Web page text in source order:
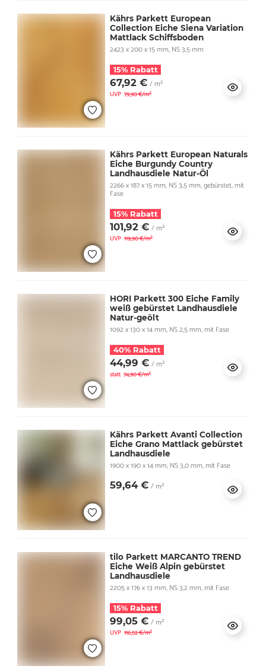
Kährs Parkett European
Collection Eiche Siena Variation
Mattlack Schiffsboden
2423 x 200 x 15 mm, NS 3,5 mm
15% Rabatt
67,92 € / m²
UVP 79,90 €/m²
Kährs Parkett European Naturals
Eiche Burgundy Country
Landhausdiele Natur-Öl
2266 x 187 x 15 mm, NS 3,5 mm, gebürstet, mit
Fase
15% Rabatt
101,92 € / m²
UVP 119,90 €/m²
HORI Parkett 300 Eiche Family
weiß gebürstet Landhausdiele
Natur-geölt
1092 x 130 x 14 mm, NS 2,5 mm, mit Fase
40% Rabatt
44,99 € / m²
statt 74,90 €/m²
Kährs Parkett Avanti Collection
Eiche Grano Mattlack gebürstet
Landhausdiele
1900 x 190 x 14 mm, NS 3,0 mm, mit Fase
59,64 € / m²
tilo Parkett MARCANTO TREND
Eiche Weiß Alpin gebürstet
Landhausdiele
2205 x 176 x 13 mm, NS 3,2 mm, mit Fase
15% Rabatt
99,05 € / m²
UVP 116,52 €/m²